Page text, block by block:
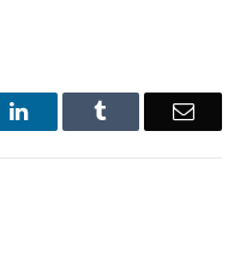
LinkedIn Email